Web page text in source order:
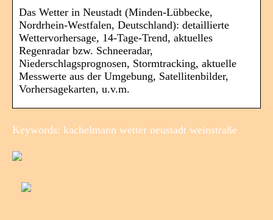
Das Wetter in Neustadt (Minden-Lübbecke,
Nordrhein-Westfalen, Deutschland): detaillierte
Wettervorhersage, 14-Tage-Trend, aktuelles
Regenradar bzw. Schneeradar,
Niederschlagsprognosen, Stormtracking, aktuelle
Messwerte aus der Umgebung, Satellitenbilder,
Vorhersagekarten, u.v.m.
Keywords: kachelmann wetter neustadt weinstraße